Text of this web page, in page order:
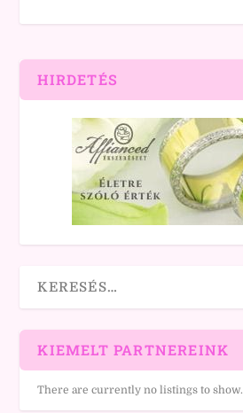
HIRDETÉS
KIEMELT PARTNEREINK
There are currently no listings to show.